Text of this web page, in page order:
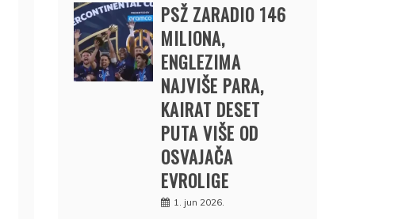
PSŽ ZARADIO 146
MILIONA,
ENGLEZIMA
NAJVIŠE PARA,
KAIRAT DESET
PUTA VIŠE OD
OSVAJAČA
EVROLIGE
1. jun 2026.